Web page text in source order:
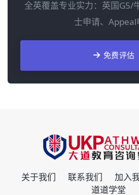
全英覆盖专业实力：英国G5/
士申请、Appeal
免费评估
关于我们 联系我们 加入
道道学堂